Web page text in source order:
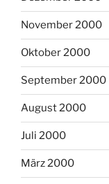
November 2000
Oktober 2000
September 2000
August 2000
Juli 2000
März 2000